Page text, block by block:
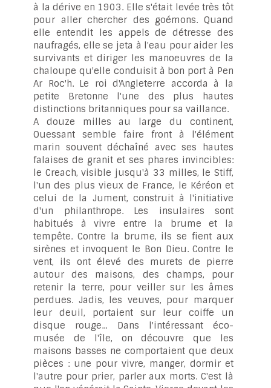
à la dérive en 1903. Elle s'était levée très tôt
pour aller chercher des goémons. Quand
elle entendit les appels de détresse des
naufragés, elle se jeta à l'eau pour aider les
survivants et diriger les manoeuvres de la
chaloupe qu'elle conduisit à bon port à Pen
Ar Roc'h. Le roi d'Angleterre accorda à la
petite Bretonne l'une des plus hautes
distinctions britanniques pour sa vaillance.
A douze milles au large du continent,
Ouessant semble faire front à l'élément
marin souvent déchaîné avec ses hautes
falaises de granit et ses phares invincibles:
le Creach, visible jusqu'à 33 milles, le Stiff,
l'un des plus vieux de France, le Kéréon et
celui de la Jument, construit à l'initiative
d'un philanthrope. Les insulaires sont
habitués à vivre entre la brume et la
tempête. Contre la brume, ils se fient aux
sirènes et invoquent le Bon Dieu. Contre le
vent, ils ont élevé des murets de pierre
autour des maisons, des champs, pour
retenir la terre, pour veiller sur les âmes
perdues. Jadis, les veuves, pour marquer
leur deuil, portaient sur leur coiffe un
disque rouge... Dans l'intéressant éco-
musée de l'île, on découvre que les
maisons basses ne comportaient que deux
pièces : une pour vivre, manger, dormir et
l'autre pour prier, parler aux morts. C'est là